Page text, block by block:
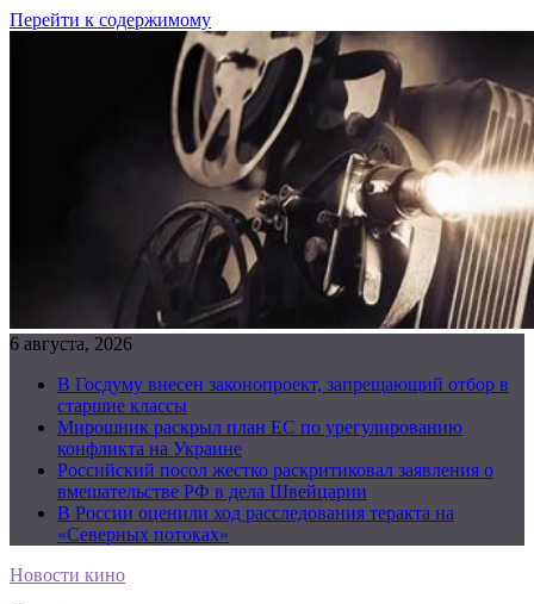
Перейти к содержимому
6 августа, 2026
В Госдуму внесен законопроект, запрещающий отбор в
старшие классы
Мирошник раскрыл план ЕС по урегулированию
конфликта на Украине
Российский посол жестко раскритиковал заявления о
вмешательстве РФ в дела Швейцарии
В России оценили ход расследования теракта на
«Северных потоках»
Новости кино